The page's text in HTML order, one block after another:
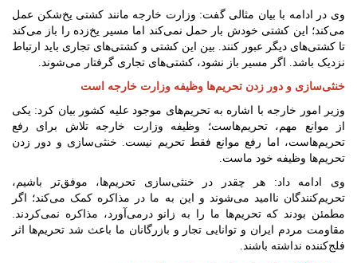
وی در ادامه با بیان مثالی گفت: وزارت خارجه مانند کشتی یخ‌شکن عمل
می‌کند؛ این کشتی خودش بار حمل نمی‌کند اما مسیر یخ‌زده را باز می‌کند
تا کشتی‌های دیگر عبور کنند. بین این کشتی و کشتی‌های تجاری باید ارتباط
نزدیک باشد. اگر مسیر باز نشود، کشتی‌های تجاری گرفتار می‌شوند.
خنثی‌سازی و دور زدن تحریم‌ها وظیفه وزارت خارجه ‌است
وزیر امور خارجه با اشاره به تحریم‌های موجود علیه کشور بیان کرد: یکی
از موانع مهم، تحریم‌هاست؛ وظیفه وزارت خارجه تلاش برای رفع
تحریم‌هاست، اما رفع موانع فقط تحریم نیست. خنثی‌سازی و دور زدن
تحریم‌ها وظیفه خود ماست.
وی ادامه داد: هر چقدر در خنثی‌سازی تحریم‌ها، موفق‌تر باشیم،
تحریم‌کنندگان ناامید می‌شوند و این به ما در مذاکره کمک می‌کند؛ اگر
مطمئن بودند که تحریم‌ها ما را به زانو درمی‌آورد، مذاکره نمی‌کردند.
مقاومت مردم ایران و توانایی تجار و بازرگانان ما باعث شد تحریم‌ها اثر
فلج‌کننده نداشته باشند.